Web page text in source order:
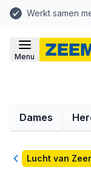
Werkt samen
Menu
Dames
TerugLucht van